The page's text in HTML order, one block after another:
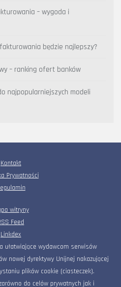
– wygoda i
będzie najlepszy?
– ranking ofert banków
najpopularniejszych modeli
Kontakt
Prywatności
witryny
Feed
Linkdex
ułatwiające wydawcom serwisów
nowej dyrektywy Unijnej nakazującej
plików cookie (ciasteczek).
do celów prywatnych jak i